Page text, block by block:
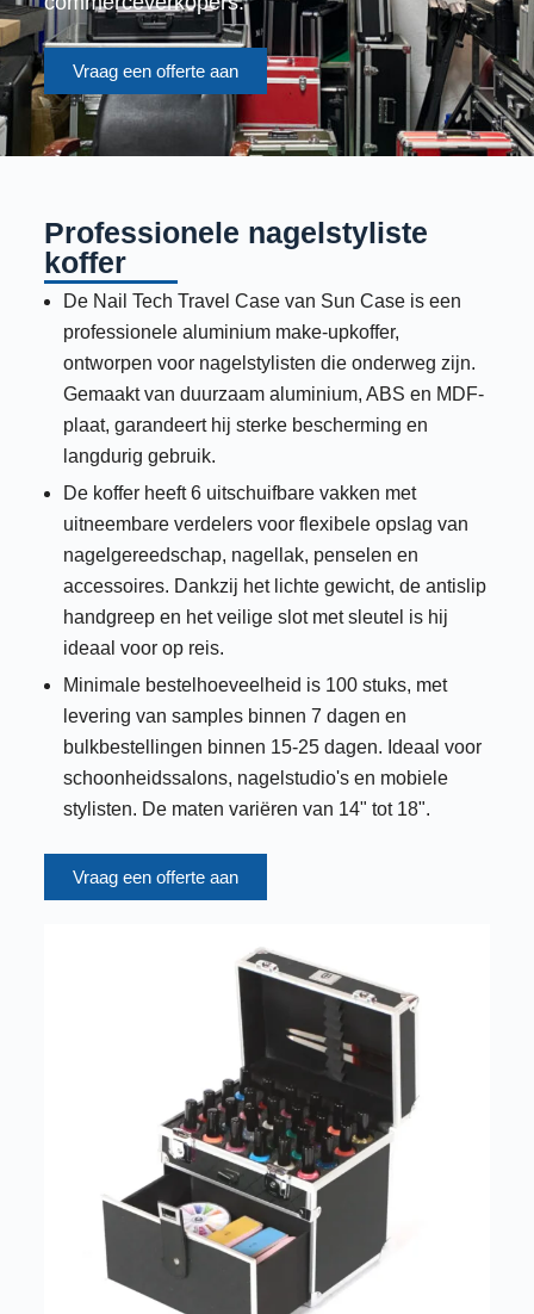
e
Vraag een offerte aan
Professionele nagelstyliste
koffer
De Nail Tech Travel Case van Sun Case is een
professionele aluminium make-upkoffer,
ontworpen voor nagelstylisten die onderweg zijn.
Gemaakt van duurzaam aluminium, ABS en MDF-
plaat, garandeert hij sterke bescherming en
langdurig gebruik.
De koffer heeft 6 uitschuifbare vakken met
uitneembare verdelers voor flexibele opslag van
nagelgereedschap, nagellak, penselen en
accessoires. Dankzij het lichte gewicht, de antislip
handgreep en het veilige slot met sleutel is hij
ideaal voor op reis.
Minimale bestelhoeveelheid is 100 stuks, met
levering van samples binnen 7 dagen en
bulkbestellingen binnen 15-25 dagen. Ideaal voor
schoonheidssalons, nagelstudio's en mobiele
stylisten. De maten variëren van 14" tot 18".
Vraag een offerte aan